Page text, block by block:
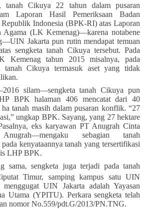
tanah Cikuya 22 tahun dalam pusaran
Laporan Hasil Pemeriksaan Badan
Republik Indonesia (BPK-RI) atas Laporan
Agama (LK Kemenag)—karena notabene
Jakarta pun rutin mendapat temuan
sengketa tanah Cikuya tersebut. Pada
tahun 2015 misalnya, pada
Cikuya termasuk aset yang tidak
silam—sengketa tanah Cikuya pun
BPK halaman 406 mencatat dari 40
tanah masih dalam pusaran konflik. “27
ungkap BPK. Sayang, yang 27 hektare
eks karyawan PT Anugrah Cinta
sebagian tanah
kenyataannya tanah yang tersertifikasi
LHP BPK.
sama, sengketa juga terjadi pada tanah
Timur, samping kampus satu UIN
UIN Jakarta adalah Yayasan
Utama (YPITU). Perkara sengketa telah
nomor No.559/pdt.G/2013/PN.TNG.